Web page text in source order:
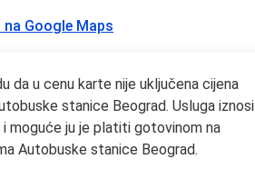
Google Maps
da u cenu karte nije uključena cijena
stanice Beograd. Usluga iznosi
i moguće ju je platiti gotovinom na
Autobuske stanice Beograd.